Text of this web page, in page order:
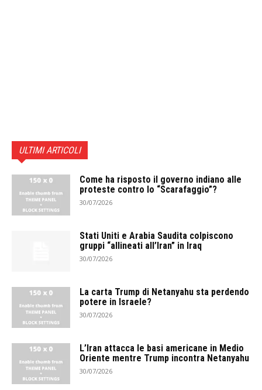
ULTIMI ARTICOLI
Come ha risposto il governo indiano alle
proteste contro lo “Scarafaggio”?
30/07/2026
Stati Uniti e Arabia Saudita colpiscono
gruppi “allineati all’Iran” in Iraq
30/07/2026
La carta Trump di Netanyahu sta perdendo
potere in Israele?
30/07/2026
L’Iran attacca le basi americane in Medio
Oriente mentre Trump incontra Netanyahu
30/07/2026